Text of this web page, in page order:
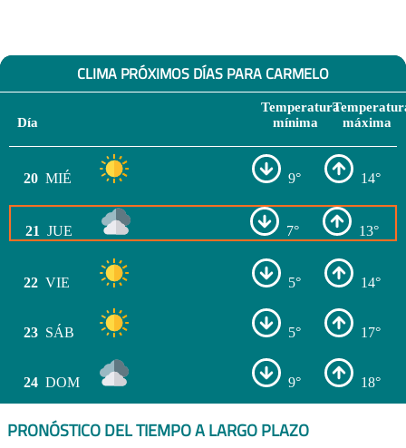
CLIMA PRÓXIMOS DÍAS PARA CARMELO
Día
Temperatura
mínima
máxima
20 MIÉ 9° 14°
21 JUE 7° 13°
22 VIE 5° 14°
23 SÁB 5° 17°
24 DOM 9° 18°
PRONÓSTICO DEL TIEMPO A LARGO PLAZO